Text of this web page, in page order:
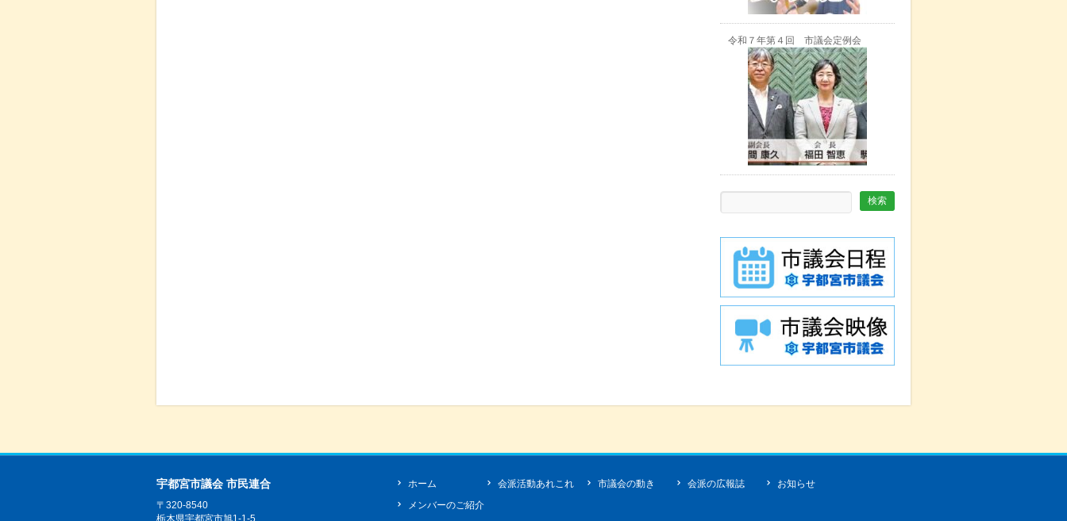
令和７年第４回 市議会定例会
宇都宮市議会 市民連合
〒320-8540
栃木県宇都宮市旭1-1-5
ホーム 会派活動あれこれ 市議会の動き 会派の広報誌
お知らせ
メンバーのご紹介